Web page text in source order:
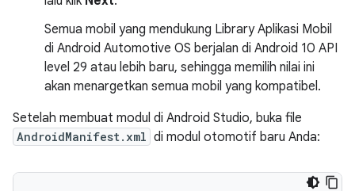
Semua mobil yang mendukung Library Aplikasi Mobil
di Android Automotive OS berjalan di Android 10 API
level 29 atau lebih baru, sehingga memilih nilai ini
akan menargetkan semua mobil yang kompatibel.
Setelah membuat modul di Android Studio, buka file
AndroidManifest.xml di modul otomotif baru Anda: